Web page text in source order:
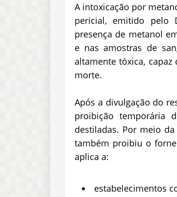
A intoxicação por
pericial, emitido pelo
presença de metanol
e nas amostras de
altamente tóxica, capaz
morte.
Após a divulgação do
proibição temporária
destiladas. Por meio
também proibiu o
aplica a:
estabelecimentos